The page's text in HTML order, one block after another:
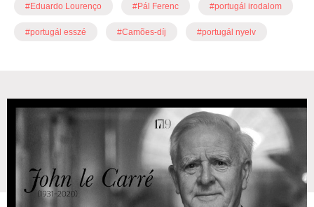
#Eduardo Lourenço #Pál Ferenc #portugál irodalom
#portugál esszé #Camões-díj #portugál nyelv